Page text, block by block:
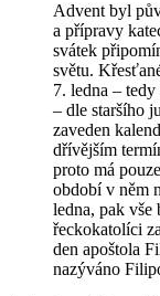
Advent byl
a přípravy
svátek
světu.
7. ledna –
– dle staršího
zaveden
dřívějším
proto má
období v něm
ledna, pak
řeckokatolíci
den apoštola
nazýváno